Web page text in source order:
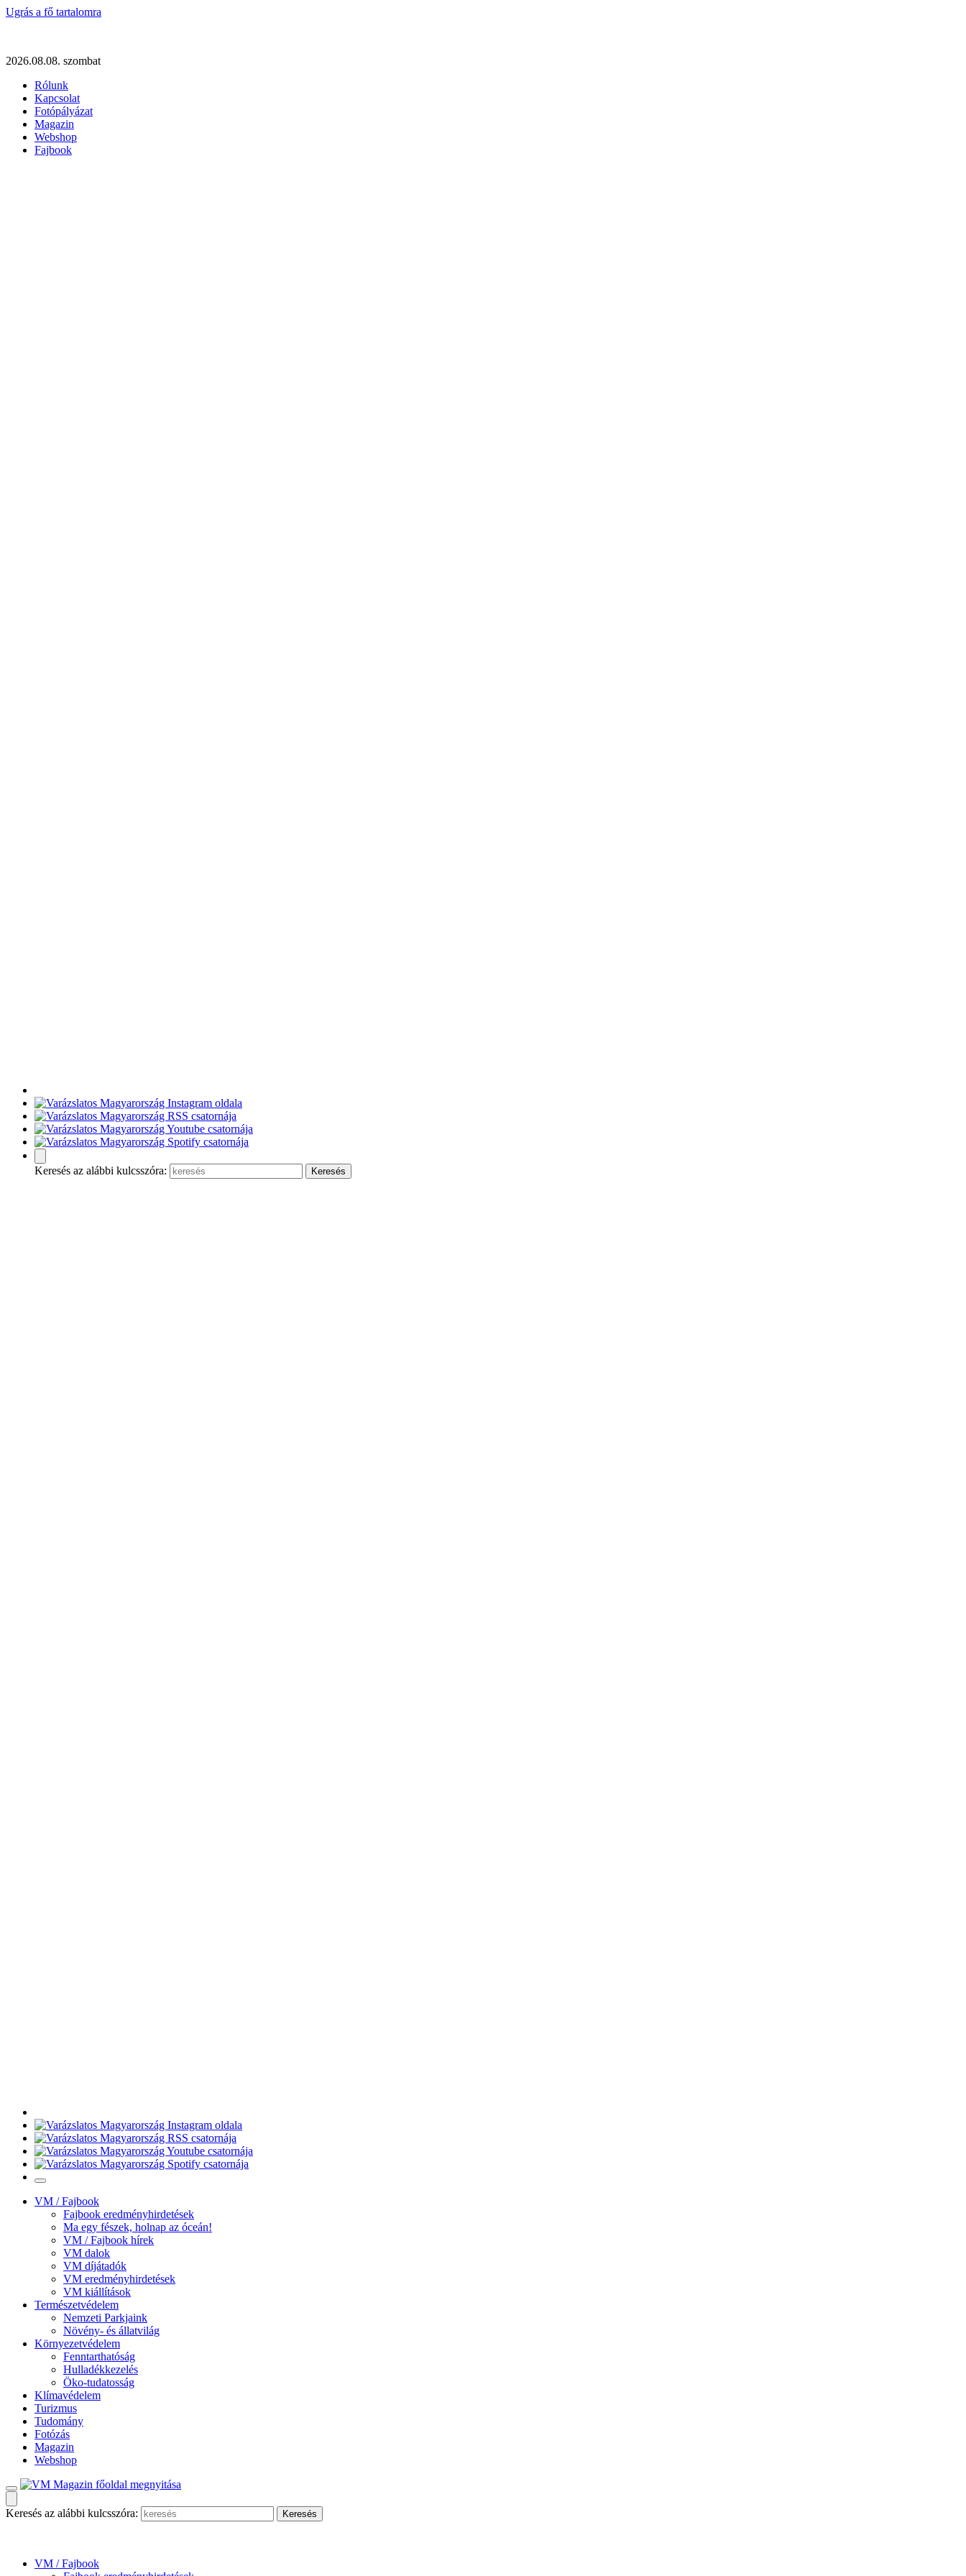
Ugrás a fő tartalomra
2026.08.08. szombat
Rólunk
Kapcsolat
Fotópályázat
Magazin
Webshop
Fajbook
Keresés az alábbi kulcsszóra:
VM / Fajbook
Fajbook eredményhirdetések
Ma egy fészek, holnap az óceán!
VM / Fajbook hírek
VM dalok
VM díjátadók
VM eredményhirdetések
VM kiállítások
Természetvédelem
Nemzeti Parkjaink
Növény- és állatvilág
Környezetvédelem
Fenntarthatóság
Hulladékkezelés
Öko-tudatosság
Klímavédelem
Turizmus
Tudomány
Fotózás
Magazin
Webshop
Keresés az alábbi kulcsszóra:
VM / Fajbook